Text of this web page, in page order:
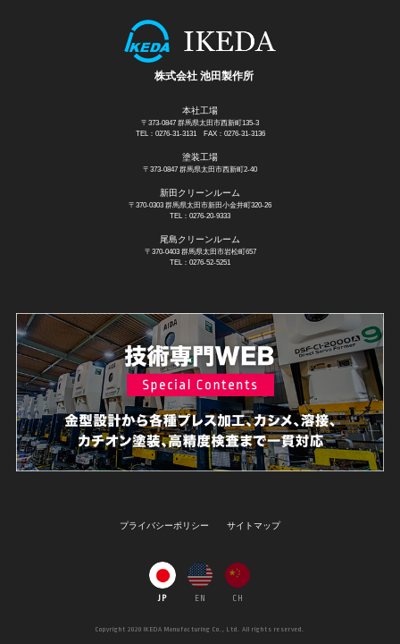
株式会社 池田製作所
本社工場
〒373-0847 群馬県太田市西新町135-3
TEL：0276-31-3131
FAX：0276-31-3136
塗装工場
〒373-0847 群馬県太田市西新町2-40
新田クリーンルーム
〒370-0303 群馬県太田市新田小金井町320-26
TEL：0276-20-9333
尾島クリーンルーム
〒370-0403 群馬県太田市岩松町657
TEL：0276-52-5251
プライバシーポリシー サイトマップ
Copyright 2020 IKEDA Manufacturing Co., Ltd. All rights reserved.
JP EN CH